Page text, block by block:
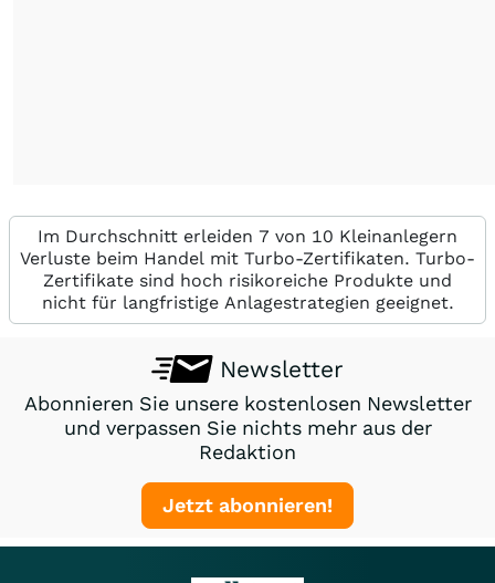
Im Durchschnitt erleiden 7 von 10 Kleinanlegern
Verluste beim Handel mit Turbo-Zertifikaten. Turbo-
Zertifikate sind hoch risikoreiche Produkte und
nicht für langfristige Anlagestrategien geeignet.
Newsletter
Abonnieren Sie unsere kostenlosen Newsletter
und verpassen Sie nichts mehr aus der
Redaktion
Jetzt abonnieren!